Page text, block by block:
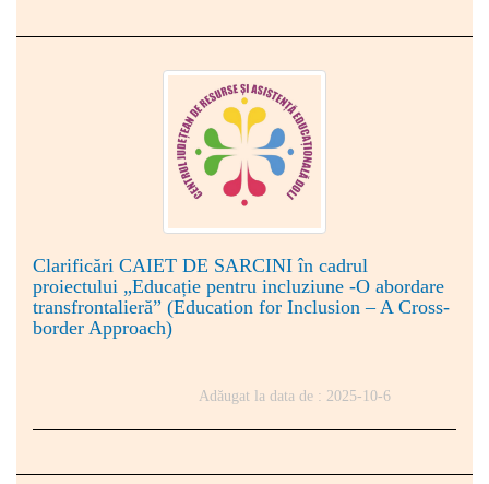
Clarificări CAIET DE SARCINI în cadrul
proiectului „Educație pentru incluziune -O abordare
transfrontalieră” (Education for Inclusion – A Cross-
border Approach)
Adăugat la data de : 2025-10-6